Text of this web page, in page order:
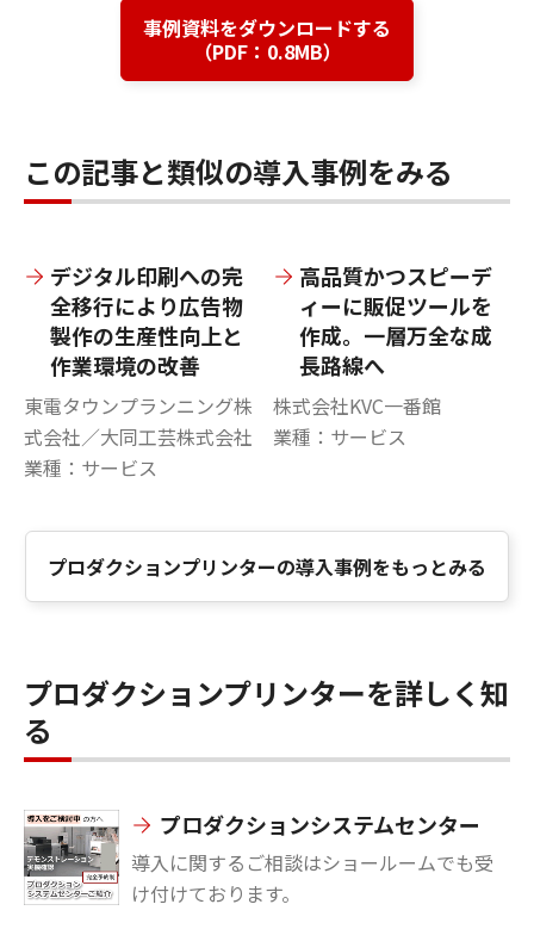
事例資料をダウンロードする
（PDF：0.8MB）
この記事と類似の導入事例をみる
デジタル印刷への完
全移行により広告物
製作の生産性向上と
作業環境の改善
東電タウンプランニング株
式会社／大同工芸株式会社
業種：サービス
高品質かつスピーデ
ィーに販促ツールを
作成。一層万全な成
長路線へ
株式会社KVC一番館
業種：サービス
プロダクションプリンターの導入事例をもっとみる
プロダクションプリンターを詳しく知
る
プロダクションシステムセンター
導入に関するご相談はショールームでも受
け付けております。